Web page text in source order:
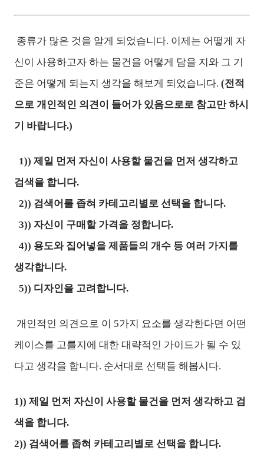
종류가 많은 것을 알게 되었습니다. 이제는 어떻게 자
신이 사용하고자 하는 물건을 어떻게 담을 지와 그 기
준은 어떻게 되는지 생각을 해보게 되었습니다. (전적
으로 개인적인 의견이 들어가 있음으로로 참고만 하시
기 바랍니다.)
1)) 제일 먼저 자신이 사용할 물건을 먼저 생각하고
검색을 합니다.
2)) 검색어를 좁혀 카테고리별로 선택을 합니다.
3)) 자신이 구매할 가격을 정합니다.
4)) 용도와 집어넣을 제품들의 개수 등 여러 가지를
생각합니다.
5)) 디자인을 고려합니다.
개인적인 의견으로 이 5가지 요소를 생각한다면 어떤
케이스를 고를지에 대한 대략적인 가이드가 될 수 있
다고 생각을 합니다. 순서대로 선택들 해봅시다.
1)) 제일 먼저 자신이 사용할 물건을 먼저 생각하고 검
색을 합니다.
2)) 검색어를 좁혀 카테고리별로 선택을 합니다.